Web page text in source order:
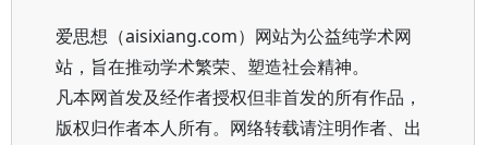
爱思想（aisixiang.com）网站为公益纯学术网
站，旨在推动学术繁荣、塑造社会精神。
凡本网首发及经作者授权但非首发的所有作品，
版权归作者本人所有。网络转载请注明作者、出